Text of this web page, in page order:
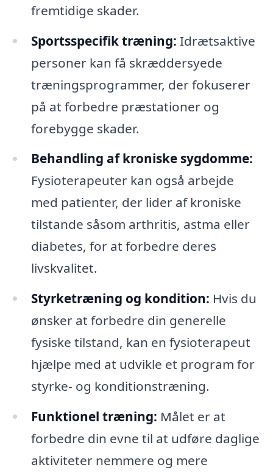
fremtidige skader.
Sportsspecifik træning: Idrætsaktive
personer kan få skræddersyede
træningsprogrammer, der fokuserer
på at forbedre præstationer og
forebygge skader.
Behandling af kroniske sygdomme:
Fysioterapeuter kan også arbejde
med patienter, der lider af kroniske
tilstande såsom arthritis, astma eller
diabetes, for at forbedre deres
livskvalitet.
Styrketræning og kondition: Hvis du
ønsker at forbedre din generelle
fysiske tilstand, kan en fysioterapeut
hjælpe med at udvikle et program for
styrke- og konditionstræning.
Funktionel træning: Målet er at
forbedre din evne til at udføre daglige
aktiviteter nemmere og mere